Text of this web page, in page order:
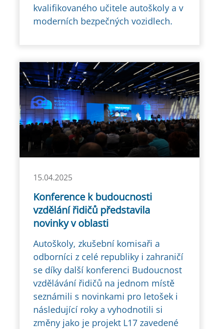
kvalifikovaného učitele autoškoly a v
moderních bezpečných vozidlech.
15.04.2025
Konference k budoucnosti
vzdělání řidičů představila
novinky v oblasti
Autoškoly, zkušební komisaři a
odborníci z celé republiky i zahraničí
se díky další konferenci Budoucnost
vzdělávání řidičů na jednom místě
seznámili s novinkami pro letošek i
následující roky a vyhodnotili si
změny jako je projekt L17 zavedené